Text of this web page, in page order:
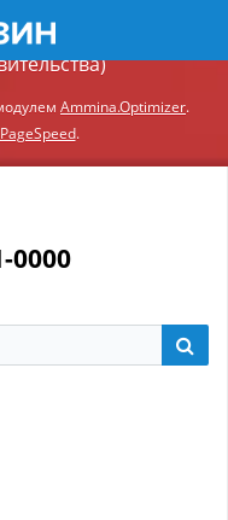
Ammina.Регионы
Ammina.Optimizer.
.
0000